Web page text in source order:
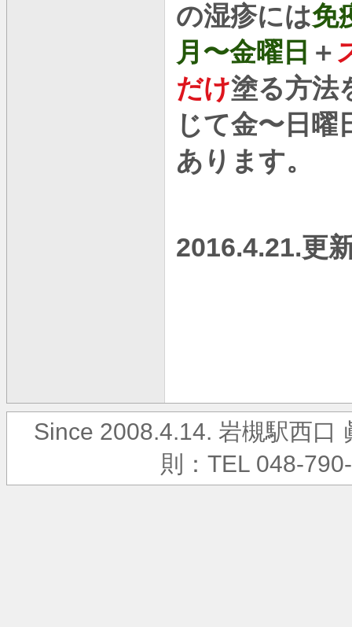
の湿疹には免
月〜金曜日 ＋
だけ塗る方法
じて金〜日曜
あります。
2016.4.21.更
Since 2008.4.14. 岩槻駅西口
則：TEL 048-